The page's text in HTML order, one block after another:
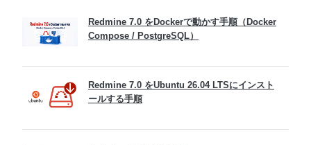
Redmine 7.0 をDockerで動かす手順（Docker
Compose / PostgreSQL）
Redmine 7.0 をUbuntu 26.04 LTSにインスト
ールする手順